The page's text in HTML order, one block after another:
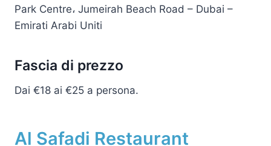
Park Centre، Jumeirah Beach Road – Dubai –
Emirati Arabi Uniti
Fascia di prezzo
Dai €18 ai €25 a persona.
Al Safadi Restaurant